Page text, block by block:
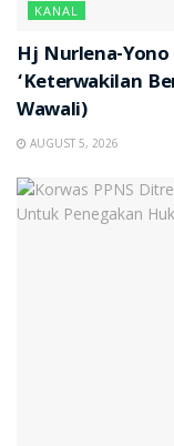
KANAL
Hj Nurlena-
‘Keterwakilan
Wawali)
AUGUST 5, 2026